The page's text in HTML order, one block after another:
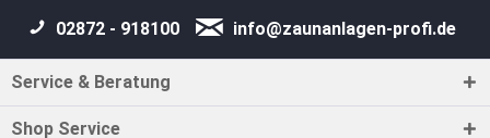
02872 - 918100 info@zaunanlagen-profi.de
Service & Beratung
Shop Service